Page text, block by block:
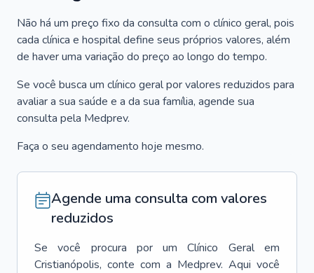
Não há um preço fixo da consulta com o clínico geral, pois
cada clínica e hospital define seus próprios valores, além
de haver uma variação do preço ao longo do tempo.
Se você busca um clínico geral por valores reduzidos para
avaliar a sua saúde e a da sua família, agende sua
consulta pela Medprev.
Faça o seu agendamento hoje mesmo.
Agende uma consulta com valores
reduzidos
Se você procura por um Clínico Geral
em
Cristianópolis, conte com a Medprev. Aqui você